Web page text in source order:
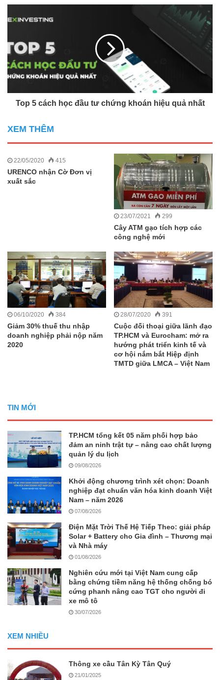
Top 5 cách học đầu tư chứng khoán hiệu quả nhất
XEM THÊM
22/05/2020 415
URENCO nhận Cờ Đơn vị
xuất sắc
23/07/2021 299
Cây ATM gạo tích hợp các
công nghệ mới
06/10/2020 384
Giảm 30% thuế thu nhập
doanh nghiệp phải nộp năm
2020
28/07/2020 391
Cuộc đối thoại giữa lãnh đạo
TP.HCM và Eurocham: mở ra
hướng phát triển kinh tế và
cơ hội nắm bắt Hiệp định
TMTD giữa LMCA – Việt Nam
TIN MỚI
TP.HCM tổng kết 05 năm phối hợp bảo
đảm an ninh trật tự – nâng cao chất lượng
quản lý du lịch
09/08/2026
Khởi động chương trình xét chọn: Doanh
nghiệp đạt chuẩn văn hóa kinh doanh Việt
Nam – năm 2026
07/08/2026
Điện Mặt Trời Thế Hệ Tiếp Theo: giải pháp
Solar + Battery cho Gia đình – Thương mại
và Nhà máy
01/08/2026
Nghiên cứu mới tại Việt Nam cung cấp
bằng chứng tiềm năng hệ thống chống bó
cứng phanh nâng cao TGT cho người đi
xe mô tô
30/07/2026
XEM NHIỀU
Thông xe cầu Tân Kỳ Tân Quý
21/01/2025